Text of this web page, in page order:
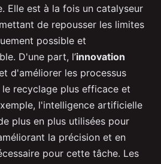
Elle est à la fois un catalyseur
de repousser les limites
possible et
D'une part, l’innovation
d'améliorer les processus
recyclage plus efficace et
l'intelligence artificielle
plus en plus utilisées pour
la précision et en
pour cette tâche. Les